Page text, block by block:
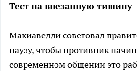
Тест на внезапную тишину
Макиавелли советовал
паузу, чтобы противник
современном общении это